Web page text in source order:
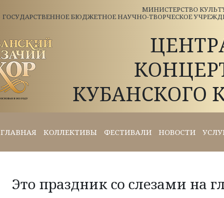
МИНИСТЕРСТВО
ГОСУДАРСТВЕННОЕ БЮДЖЕТНОЕ НАУЧНО-ТВОРЧЕСКОЕ
КУБАНСКОГО
ГЛАВНАЯ КОЛЛЕКТИВЫ ФЕСТИВАЛИ НОВОСТИ
Это праздник со слезами на